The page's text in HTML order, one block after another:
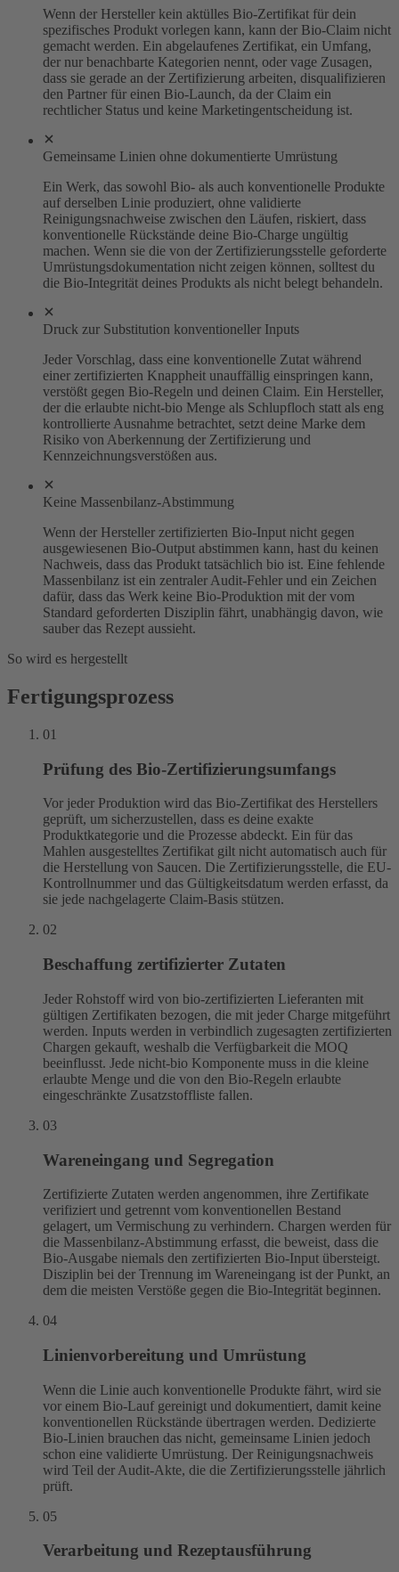
Wenn der Hersteller kein aktülles Bio-Zertifikat für dein
spezifisches Produkt vorlegen kann, kann der Bio-Claim nicht
gemacht werden. Ein abgelaufenes Zertifikat, ein Umfang,
der nur benachbarte Kategorien nennt, oder vage Zusagen,
dass sie gerade an der Zertifizierung arbeiten, disqualifizieren
den Partner für einen Bio-Launch, da der Claim ein
rechtlicher Status und keine Marketingentscheidung ist.
Gemeinsame Linien ohne dokumentierte Umrüstung
Ein Werk, das sowohl Bio- als auch konventionelle Produkte
auf derselben Linie produziert, ohne validierte
Reinigungsnachweise zwischen den Läufen, riskiert, dass
konventionelle Rückstände deine Bio-Charge ungültig
machen. Wenn sie die von der Zertifizierungsstelle geforderte
Umrüstungsdokumentation nicht zeigen können, solltest du
die Bio-Integrität deines Produkts als nicht belegt behandeln.
Druck zur Substitution konventioneller Inputs
Jeder Vorschlag, dass eine konventionelle Zutat während
einer zertifizierten Knappheit unauffällig einspringen kann,
verstößt gegen Bio-Regeln und deinen Claim. Ein Hersteller,
der die erlaubte nicht-bio Menge als Schlupfloch statt als eng
kontrollierte Ausnahme betrachtet, setzt deine Marke dem
Risiko von Aberkennung der Zertifizierung und
Kennzeichnungsverstößen aus.
Keine Massenbilanz-Abstimmung
Wenn der Hersteller zertifizierten Bio-Input nicht gegen
ausgewiesenen Bio-Output abstimmen kann, hast du keinen
Nachweis, dass das Produkt tatsächlich bio ist. Eine fehlende
Massenbilanz ist ein zentraler Audit-Fehler und ein Zeichen
dafür, dass das Werk keine Bio-Produktion mit der vom
Standard geforderten Disziplin fährt, unabhängig davon, wie
sauber das Rezept aussieht.
So wird es hergestellt
Fertigungsprozess
01
Prüfung des Bio-Zertifizierungsumfangs
Vor jeder Produktion wird das Bio-Zertifikat des Herstellers
geprüft, um sicherzustellen, dass es deine exakte
Produktkategorie und die Prozesse abdeckt. Ein für das
Mahlen ausgestelltes Zertifikat gilt nicht automatisch auch für
die Herstellung von Saucen. Die Zertifizierungsstelle, die EU-
Kontrollnummer und das Gültigkeitsdatum werden erfasst, da
sie jede nachgelagerte Claim-Basis stützen.
02
Beschaffung zertifizierter Zutaten
Jeder Rohstoff wird von bio-zertifizierten Lieferanten mit
gültigen Zertifikaten bezogen, die mit jeder Charge mitgeführt
werden. Inputs werden in verbindlich zugesagten zertifizierten
Chargen gekauft, weshalb die Verfügbarkeit die MOQ
beeinflusst. Jede nicht-bio Komponente muss in die kleine
erlaubte Menge und die von den Bio-Regeln erlaubte
eingeschränkte Zusatzstoffliste fallen.
03
Wareneingang und Segregation
Zertifizierte Zutaten werden angenommen, ihre Zertifikate
verifiziert und getrennt vom konventionellen Bestand
gelagert, um Vermischung zu verhindern. Chargen werden für
die Massenbilanz-Abstimmung erfasst, die beweist, dass die
Bio-Ausgabe niemals den zertifizierten Bio-Input übersteigt.
Disziplin bei der Trennung im Wareneingang ist der Punkt, an
dem die meisten Verstöße gegen die Bio-Integrität beginnen.
04
Linienvorbereitung und Umrüstung
Wenn die Linie auch konventionelle Produkte fährt, wird sie
vor einem Bio-Lauf gereinigt und dokumentiert, damit keine
konventionellen Rückstände übertragen werden. Dedizierte
Bio-Linien brauchen das nicht, gemeinsame Linien jedoch
schon eine validierte Umrüstung. Der Reinigungsnachweis
wird Teil der Audit-Akte, die die Zertifizierungsstelle jährlich
prüft.
05
Verarbeitung und Rezeptausführung